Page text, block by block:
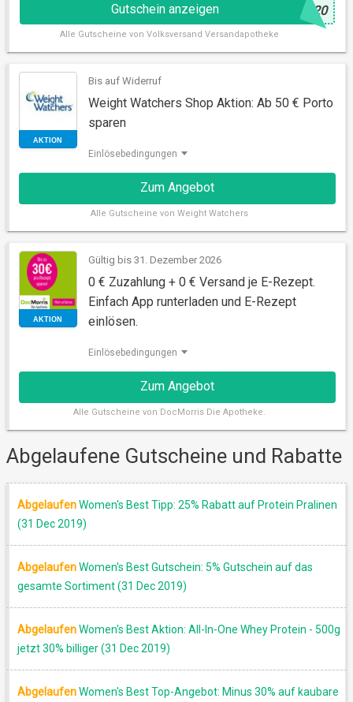
Gutschein anzeigen @ U20
Alle Gutscheine von Volksversand Versandapotheke
AKTION
Bis auf Widerruf
Weight Watchers Shop Aktion: Ab 50 € Porto
sparen
Einlösebedingungen
Zum Angebot
Alle Gutscheine von Weight Watchers
AKTION
Gültig bis 31. Dezember 2026
0 € Zuzahlung + 0 € Versand je E-Rezept.
Einfach App runterladen und E-Rezept
einlösen.
Einlösebedingungen
Zum Angebot
Alle Gutscheine von DocMorris Die Apotheke.
Abgelaufene Gutscheine und Rabatte
AbgelaufenWomen's Best Tipp: 25% Rabatt auf Protein Pralinen
(31 Dec 2019)
AbgelaufenWomen's Best Gutschein: 5% Gutschein auf das
gesamte Sortiment (31 Dec 2019)
AbgelaufenWomen's Best Aktion: All-In-One Whey Protein - 500g
jetzt 30% billiger (31 Dec 2019)
AbgelaufenWomen's Best Top-Angebot: Minus 30% auf kaubare